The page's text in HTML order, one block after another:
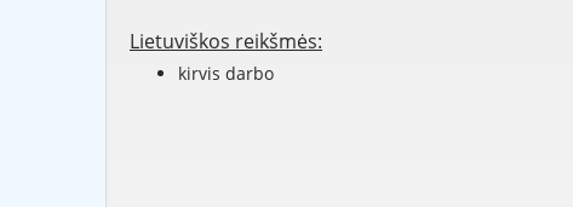
Lietuviškos reikšmės:
kirvis darbo